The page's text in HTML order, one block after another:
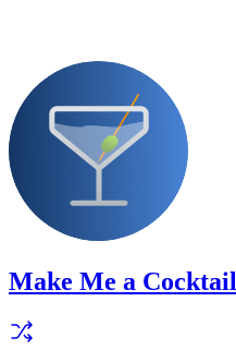
Make Me a Cocktail